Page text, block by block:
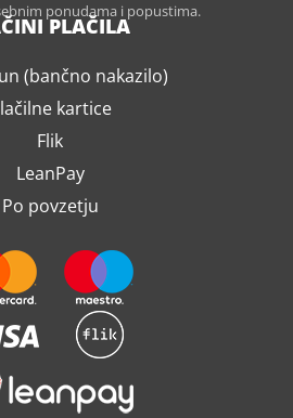
ponudama i popustima.
PLAČILA
(bančno nakazilo)
kartice
Flik
LeanPay
Po povzetju